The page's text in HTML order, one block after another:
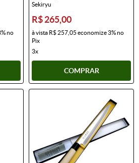
no
Sekiryu
R$ 265,00
à vista R$ 257,05 economize3%no
Pix
3x
COMPRAR